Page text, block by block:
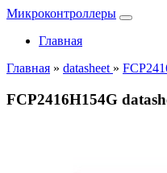
Микроконтроллеры
Главная
Главная » datasheet »
FCP2416H154G